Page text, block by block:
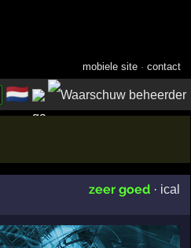
mobiele site ·contact
🇳🇱
zeer goed · ical